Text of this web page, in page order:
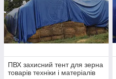
ПВХ захисний тент для зерна
товарів техніки і матеріалів